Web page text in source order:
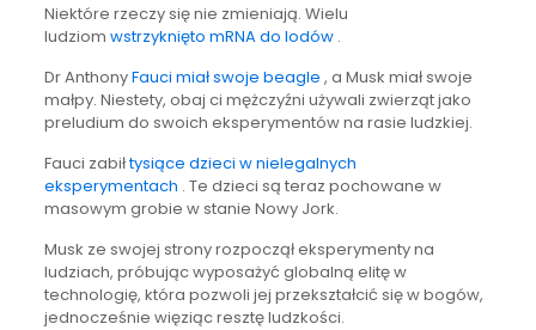
Niektóre rzeczy się nie zmieniają. Wielu
ludziom wstrzyknięto mRNA do lodów.
Dr AnthonyFauci miał swoje beagle , a Musk miał swoje
małpy. Niestety, obaj ci mężczyźni używali zwierząt jako
preludium do swoich eksperymentów na rasie ludzkiej.
Fauci zabiłtysiące dzieci w nielegalnych
eksperymentach . Te dzieci są teraz pochowane w
masowym grobie w stanie Nowy Jork.
Musk ze swojej strony rozpoczął eksperymenty na
ludziach, próbując wyposażyć globalną elitę w
technologię, która pozwoli jej przekształcić się w bogów,
jednocześnie więziąc resztę ludzkości.